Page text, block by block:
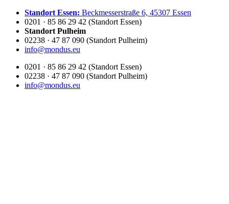
Zum
Inhalt
springen
Standort Essen: Beckmesserstraße 6, 45307 Essen
0201 · 85 86 29 42 (Standort Essen)
Standort Pulheim
02238 · 47 87 090 (Standort Pulheim)
info@mondus.eu
0201 · 85 86 29 42 (Standort Essen)
02238 · 47 87 090 (Standort Pulheim)
info@mondus.eu